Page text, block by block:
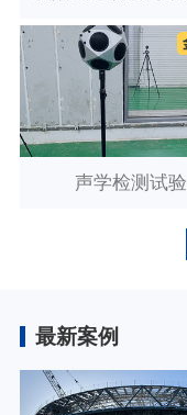
声学检测试验
最新案例